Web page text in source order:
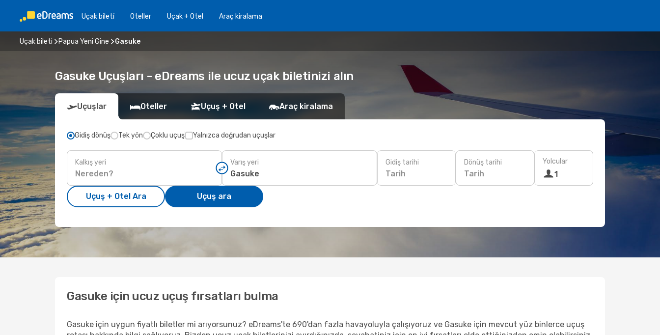
Uçak bi̇leti̇ Oteller Uçak + Otel Araç ki̇ralama
Uçak bileti Papua Yeni Gine Gasuke
Gasuke Uçuşları - eDreams ile ucuz uçak biletinizi alın
Uçuşlar Oteller Uçuş + Otel Araç kiralama
Gidiş dönüş Tek yön Çoklu uçuş Yalnızca doğrudan uçuşlar
Kalkış yeri Varış yeri Gidiş tarihi
Tarih
Dönüş tarihi
Tarih
Yolcular
1
Uçuş + Otel Ara Uçuş ara
Gasuke için ucuz uçuş fırsatları bulma
Gasuke için uygun fiyatlı biletler mi arıyorsunuz? eDreams'te 690'dan fazla havayoluyla çalışıyoruz ve Gasuke için mevcut yüz binlerce uçuş